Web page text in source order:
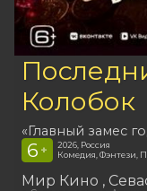
Колобок
«Главный замес
6 +
2026, Россия
Комедия, Фэнтези,
Мир Кино ,